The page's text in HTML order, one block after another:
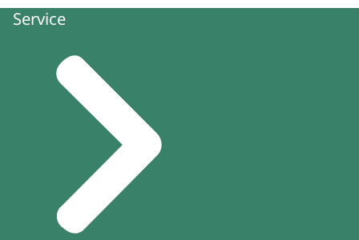
Service